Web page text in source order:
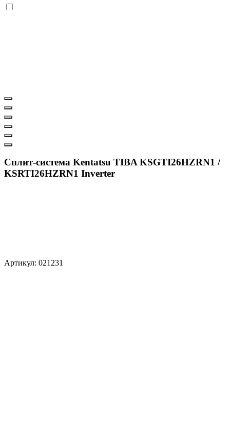
Сплит-система Kentatsu TIBA KSGTI26HZRN1 /
KSRTI26HZRN1 Inverter
Артикул: 021231